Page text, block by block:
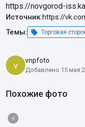
https://novgorod-
Источник:https://
Темы:
Торговая
v vnpfoto
Добавлено 15 мая
Похожие фото